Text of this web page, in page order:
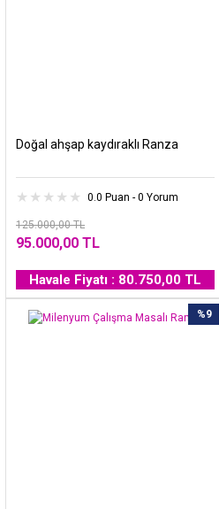
Doğal ahşap kaydıraklı Ranza
0.0 Puan - 0 Yorum
125.000,00 TL
95.000,00 TL
Havale Fiyatı : 80.750,00 TL
%9